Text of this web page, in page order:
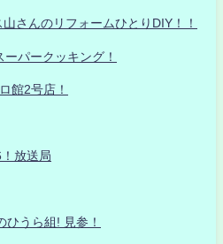
さんのリフォームひとりDIY！！
パークッキング！
館2号店！
放送局
うら組! 見参！